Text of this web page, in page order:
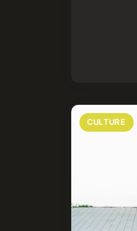
CULTURE